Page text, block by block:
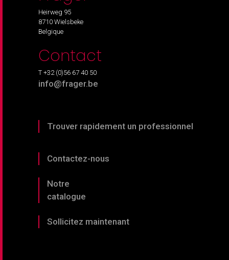
Heirweg 95
8710 Wielsbeke
Belgique
Contact
T +32 (0)56 67 40 50
info@frager.be
Trouver rapidement un professionnel
Contactez-nous
Notre
catalogue
Sollicitez maintenant